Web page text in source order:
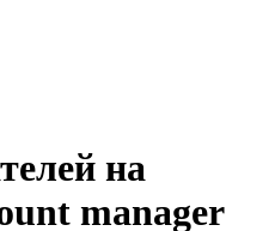
на
manager